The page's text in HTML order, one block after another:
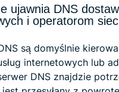
ujawnia DNS
i operatorom
są domyślnie
internetowych lub
DNS znajdzie